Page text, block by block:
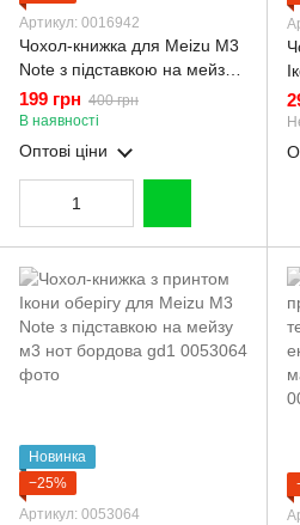
Артикул: 0016942
Чохол-книжка для Meizu M3
Note з підставкою на мейзу
м3 нот золота gd1
199 грн 400 грн
В наявності
Оптові ціни
Новинка
−25%
Артикул: 0053064